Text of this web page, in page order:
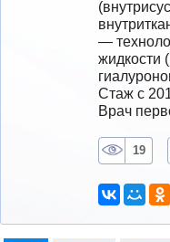
—
жидкости
Стаж с
Врач
19